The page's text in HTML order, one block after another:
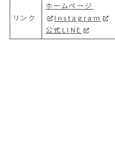
リンク
ホームページ
Instagram
公式LINE